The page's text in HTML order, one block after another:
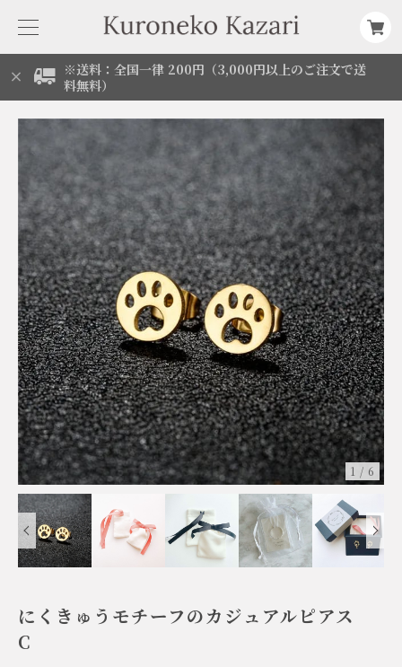
※送料：全国一律 200円（3,000円以上のご注文で送
料無料）
1 / 6
にくきゅうモチーフのカジュアルピアス
C